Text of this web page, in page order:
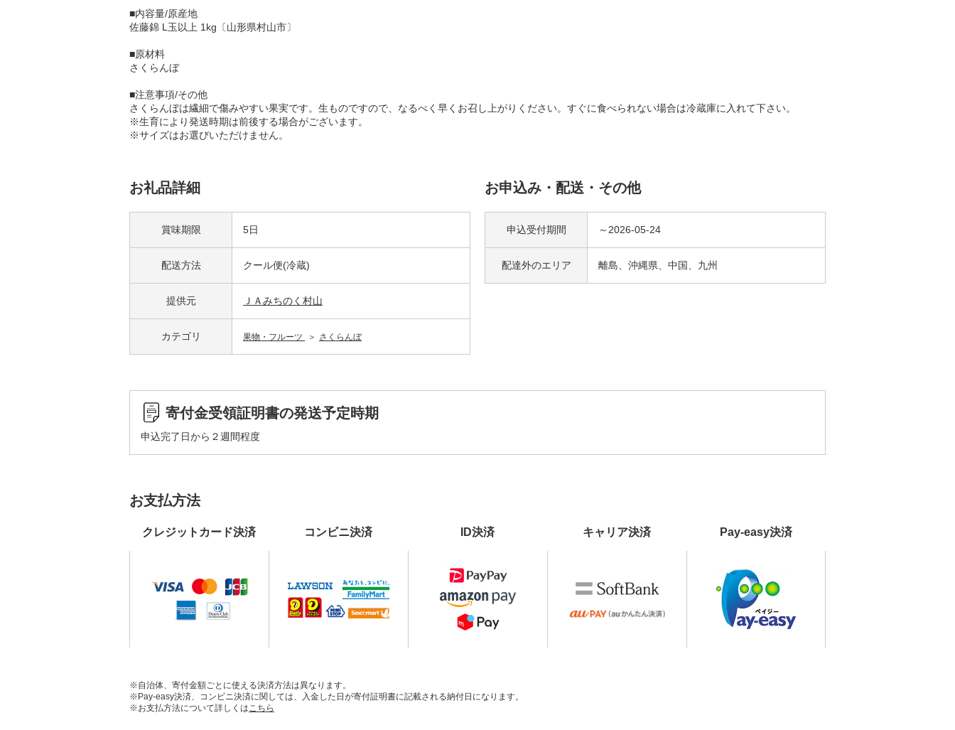
■内容量/原産地
佐藤錦 L玉以上 1kg〔山形県村山市〕
■原材料
さくらんぼ
■注意事項/その他
さくらんぼは繊細で傷みやすい果実です。生ものですので、なるべく早くお召し上がりください。すぐに食べられない場合は冷蔵庫に入れて下さい。
※生育により発送時期は前後する場合がございます。
※サイズはお選びいただけません。
お礼品詳細
賞味期限 5日
配送方法 クール便(冷蔵)
提供元 ＪＡみちのく村山
カテゴリ 果物・フルーツ さくらんぼ
お申込み・配送・その他
申込受付期間 ～2026-05-24
配達外のエリア 離島、沖縄県、中国、九州
寄付金受領証明書の発送予定時期
申込完了日から２週間程度
お支払方法
クレジットカード決済 コンビニ決済 ID決済 キャリア決済 Pay-easy決済
※自治体、寄付金額ごとに使える決済方法は異なります。
※Pay-easy決済、コンビニ決済に関しては、入金した日が寄付証明書に記載される納付日になります。
※お支払方法について詳しくはこちら